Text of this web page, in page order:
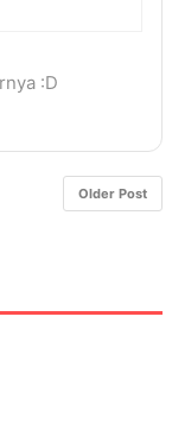
:D
Older Post